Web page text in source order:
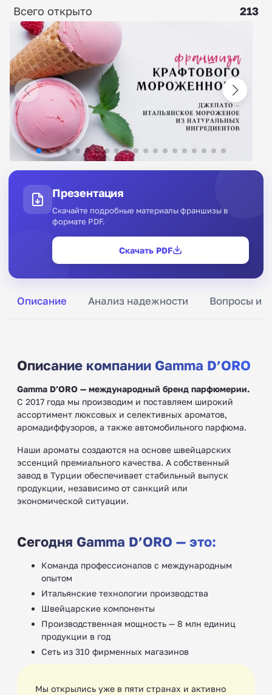
Описание Анализ надежности Вопросы и
Описание компании Gamma D’ORO
Gamma D’ORO — международный бренд парфюмерии.
С 2017 года мы производим и поставляем широкий
ассортимент люксовых и селективных ароматов,
аромадиффузоров, а также автомобильного парфюма.
Наши ароматы создаются на основе швейцарских
эссенций премиального качества. А собственный
завод в Турции обеспечивает стабильный выпуск
продукции, независимо от санкций или
экономической ситуации.
Сегодня Gamma D’ORO — это:
Команда профессионалов с международным
опытом
Итальянские технологии производства
Швейцарские компоненты
Производственная мощность — 8 млн единиц
продукции в год
Сеть из 310 фирменных магазинов
Мы открылись уже в пяти странах и активно
Всего открыто
213
Презентация
Скачайте подробные материалы франшизы в
формате PDF.
Скачать PDF